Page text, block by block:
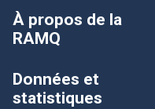
À propos de la
RAMQ
Données et
statistiques